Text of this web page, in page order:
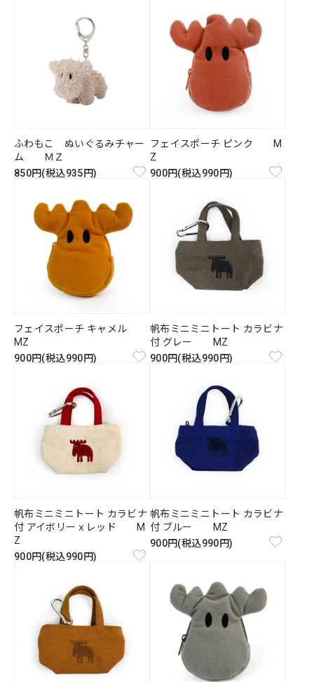
ふわもこ ぬいぐるみチャー
ム ＭＺ
850円(税込935円)
フェイスポーチ ピンク M
Z
900円(税込990円)
フェイスポーチ キャメル
MZ
900円(税込990円)
帆布ミニミニトート カラビナ
付 グレー MZ
900円(税込990円)
帆布ミニミニトート カラビナ
付 アイボリーｘレッド M
Z
900円(税込990円)
帆布ミニミニトート カラビナ
付 ブルー MZ
900円(税込990円)